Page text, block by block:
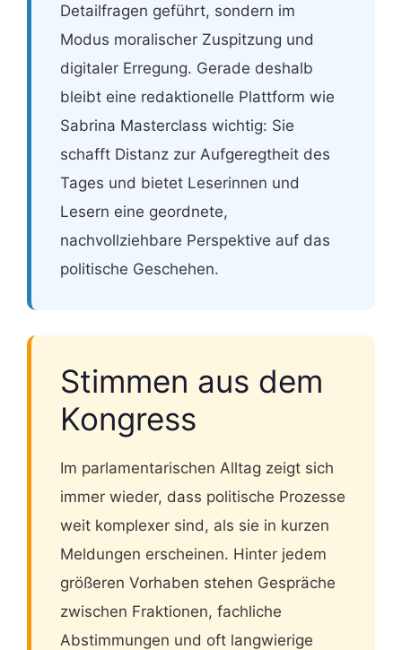
Detailfragen geführt, sondern im
Modus moralischer Zuspitzung und
digitaler Erregung. Gerade deshalb
bleibt eine redaktionelle Plattform wie
Sabrina Masterclass wichtig: Sie
schafft Distanz zur Aufgeregtheit des
Tages und bietet Leserinnen und
Lesern eine geordnete,
nachvollziehbare Perspektive auf das
politische Geschehen.
Stimmen aus dem
Kongress
Im parlamentarischen Alltag zeigt sich
immer wieder, dass politische Prozesse
weit komplexer sind, als sie in kurzen
Meldungen erscheinen. Hinter jedem
größeren Vorhaben stehen Gespräche
zwischen Fraktionen, fachliche
Abstimmungen und oft langwierige